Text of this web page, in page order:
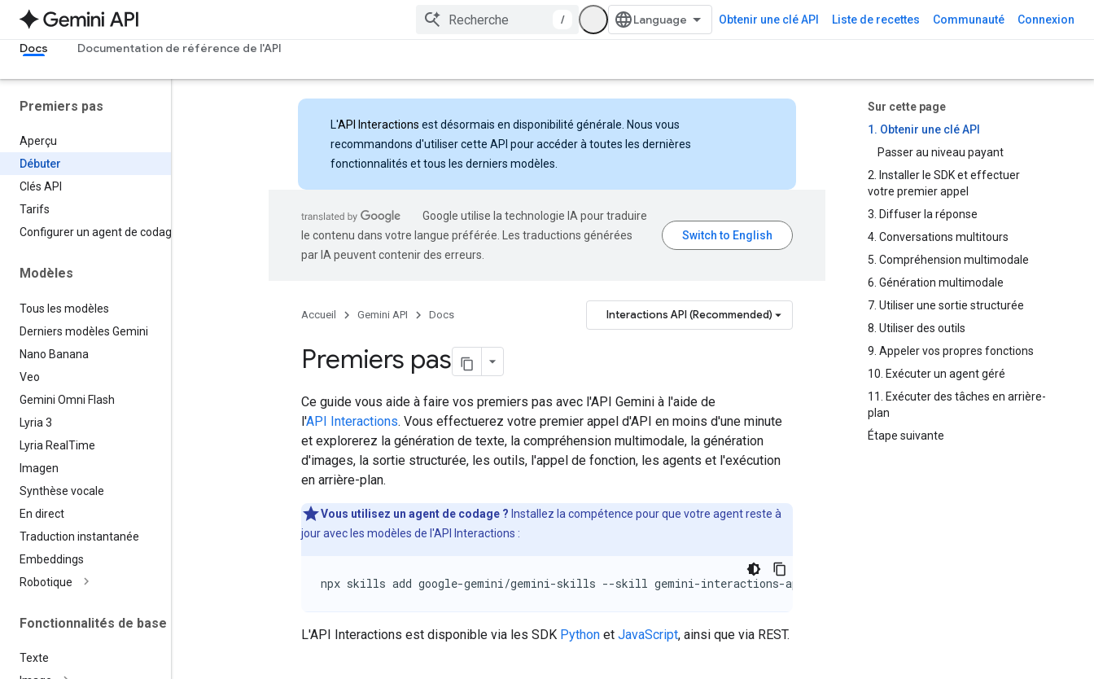
/ Obtenir une clé API Liste de recettes Communauté Connexion
Docs Documentation de référence de l'API
Premiers pas
Aperçu
Débuter
Clés API
Tarifs
Configurer un agent de codage
Modèles
Tous les modèles
Derniers modèles Gemini
Nano Banana
Veo
Gemini Omni Flash
Lyria 3
Lyria Real Time
Imagen
Synthèse vocale
En direct
Traduction instantanée
Embeddings
Robotique
Fonctionnalités de base
Texte
Sur cette page
1. Obtenir une clé API
Passer au niveau payant
2. Installer le SDK et effectuer
votre premier appel
3. Diffuser la réponse
4. Conversations multitours
5. Compréhension multimodale
6. Génération multimodale
7. Utiliser une sortie structurée
8. Utiliser des outils
9. Appeler vos propres fonctions
10. Exécuter un agent géré
11. Exécuter des tâches en arrière-
plan
Étape suivante
L'API Interactions est désormais en disponibilité générale. Nous vous
recommandons d'utiliser cette API pour accéder à toutes les dernières
fonctionnalités et tous les derniers modèles.
Google utilise la technologie IA pour traduire
le contenu dans votre langue préférée. Les traductions générées
par IA peuvent contenir des erreurs.
Accueil Gemini API Docs Interactions API (Recommended)
Premiers pas
Ce guide vous aide à faire vos premiers pas avec l'API Gemini à l'aide de
l'API Interactions. Vous effectuerez votre premier appel d'API en moins d'une minute
et explorerez la génération de texte, la compréhension multimodale, la génération
d'images, la sortie structurée, les outils, l'appel de fonction, les agents et l'exécution
en arrière-plan.
Vous utilisez un agent de codage ? Installez la compétence pour que votre agent reste à
jour avec les modèles de l'API Interactions :
npx skills add google-gemini/gemini-skills --skill gemini-interactions-api
L'API Interactions est disponible via les SDK Python et JavaScript, ainsi que via REST.